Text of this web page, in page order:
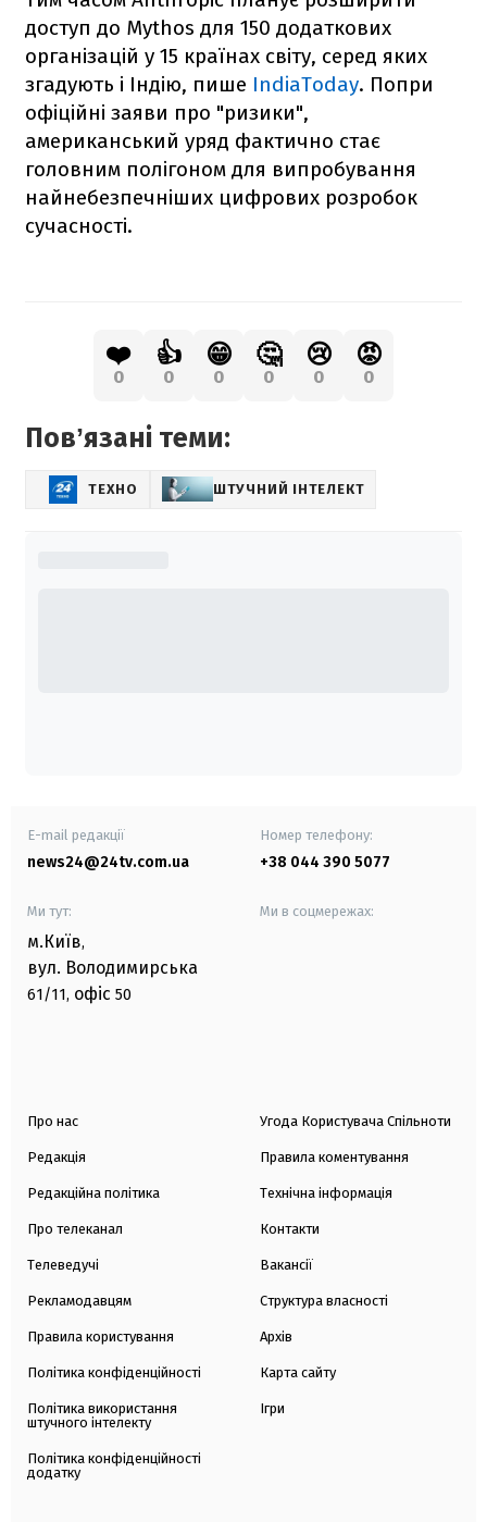
доступ до Mythos для 150 додаткових
організацій у 15 країнах світу, серед яких
згадують і Індію, пише IndiaToday. Попри
офіційні заяви про "ризики",
американський уряд фактично стає
головним полігоном для випробування
найнебезпечніших цифрових розробок
сучасності.
❤️
0
👍
0
😁
0
🤔
0
😢
0
😡
0
Повʼязані теми:
ТЕХНО ШТУЧНИЙ ІНТЕЛЕКТ
E-mail редакції
news24@24tv.com.ua
Номер телефону:
+38 044 390 5077
Ми тут:
м.Київ,
вул. Володимирська
61/11, офіс 50
Ми в соцмережах:
Про нас
Редакція
Редакційна політика
Про телеканал
Телеведучі
Рекламодавцям
Правила користування
Політика конфіденційності
Політика використання
штучного інтелекту
Політика конфіденційності
додатку
Угода Користувача Спільноти
Правила коментування
Технічна інформація
Контакти
Вакансії
Структура власності
Архів
Карта сайту
Ігри